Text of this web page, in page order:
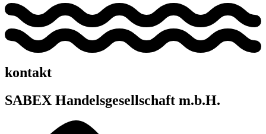
kontakt
SABEX Handelsgesellschaft m.b.H.